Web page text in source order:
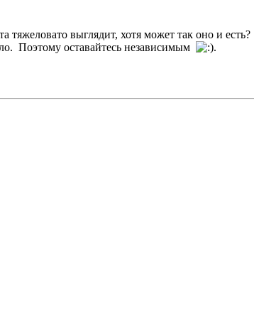
тяжеловато выглядит, хотя может так оно и есть?
Поэтому оставайтесь независимым
.